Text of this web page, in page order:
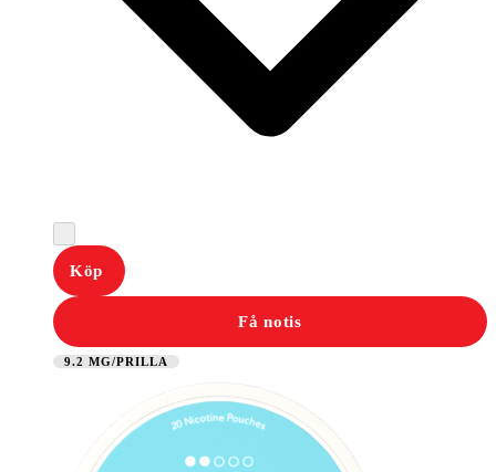
Köp
Få notis
9.2 MG/PRILLA